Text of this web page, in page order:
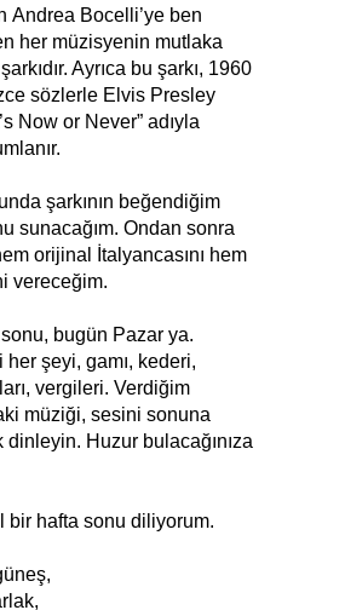
Andrea Bocelli’ye ben
her müzisyenin mutlaka
Ayrıca bu şarkı, 1960
sözlerle Elvis Presley
Now or Never” adıyla
şarkının beğendiğim
sunacağım. Ondan sonra
orijinal İtalyancasını hem
vereceğim.
bugün Pazar ya.
her şeyi, gamı, kederi,
vergileri. Verdiğim
müziği, sesini sonuna
dinleyin. Huzur bulacağınıza
bir hafta sonu diliyorum.